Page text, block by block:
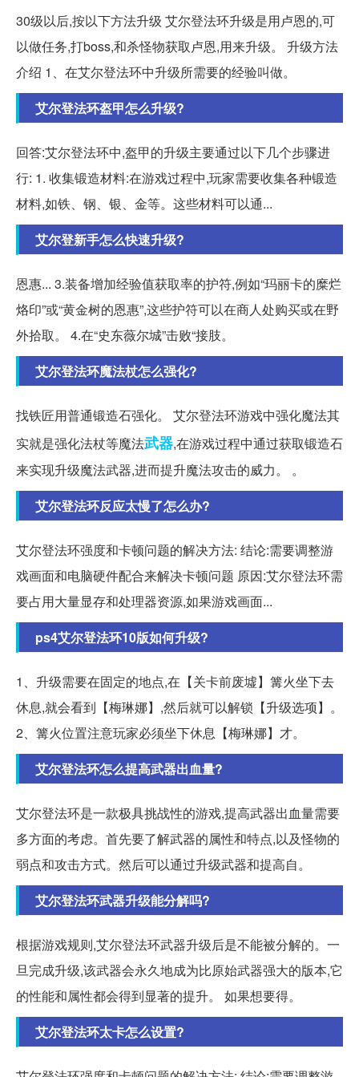
30级以后,按以下方法升级 艾尔登法环升级是用卢恩的,可
以做任务,打boss,和杀怪物获取卢恩,用来升级。 升级方法
介绍 1、在艾尔登法环中升级所需要的经验叫做。
艾尔登法环盔甲怎么升级?
回答:艾尔登法环中,盔甲的升级主要通过以下几个步骤进
行: 1. 收集锻造材料:在游戏过程中,玩家需要收集各种锻造
材料,如铁、钢、银、金等。这些材料可以通...
艾尔登新手怎么快速升级?
恩惠... 3.装备增加经验值获取率的护符,例如“玛丽卡的糜烂
烙印”或“黄金树的恩惠”,这些护符可以在商人处购买或在野
外拾取。 4.在“史东薇尔城”击败“接肢。
艾尔登法环魔法杖怎么强化?
找铁匠用普通锻造石强化。 艾尔登法环游戏中强化魔法其
实就是强化法杖等魔法武器,在游戏过程中通过获取锻造石
来实现升级魔法武器,进而提升魔法攻击的威力。 。
艾尔登法环反应太慢了怎么办?
艾尔登法环强度和卡顿问题的解决方法: 结论:需要调整游
戏画面和电脑硬件配合来解决卡顿问题 原因:艾尔登法环需
要占用大量显存和处理器资源,如果游戏画面...
ps4艾尔登法环10版如何升级?
1、升级需要在固定的地点,在【关卡前废墟】篝火坐下去
休息,就会看到【梅琳娜】,然后就可以解锁【升级选项】。
2、篝火位置注意玩家必须坐下休息【梅琳娜】才。
艾尔登法环怎么提高武器出血量?
艾尔登法环是一款极具挑战性的游戏,提高武器出血量需要
多方面的考虑。首先要了解武器的属性和特点,以及怪物的
弱点和攻击方式。然后可以通过升级武器和提高自。
艾尔登法环武器升级能分解吗?
根据游戏规则,艾尔登法环武器升级后是不能被分解的。一
旦完成升级,该武器会永久地成为比原始武器强大的版本,它
的性能和属性都会得到显著的提升。 如果想要得。
艾尔登法环太卡怎么设置?